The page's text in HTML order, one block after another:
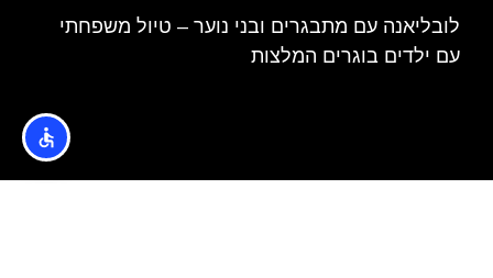
לובליאנה עם מתבגרים ובני נוער – טיול משפחתי
עם ילדים בוגרים המלצות